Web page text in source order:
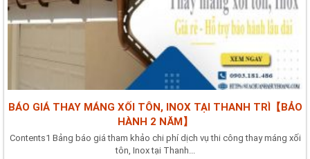
BÁO GIÁ THAY MÁNG XỐI TÔN, INOX TẠI THANH TRÌ【BẢO
HÀNH 2 NĂM】
Contents1 Bảng báo giá tham khảo chi phí dịch vụ thi công thay máng xối
tôn, Inox tại Thanh...